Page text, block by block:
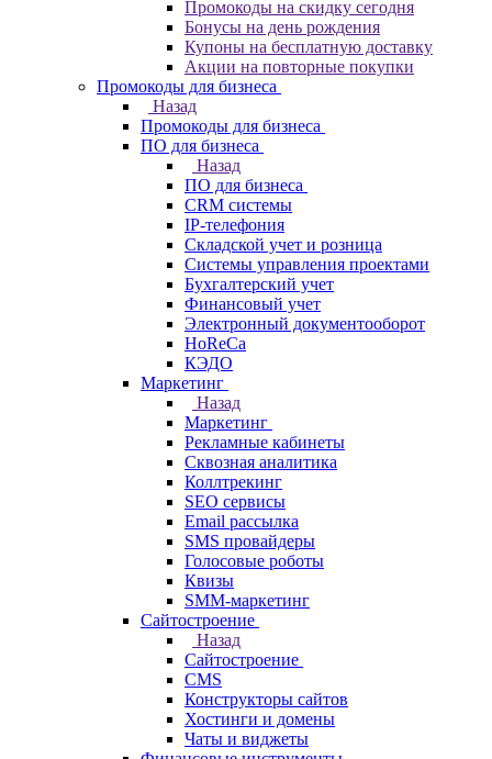
Промокоды на скидку сегодня
Бонусы на день рождения
Купоны на бесплатную доставку
Акции на повторные покупки
Промокоды для бизнеса
Назад
Промокоды для бизнеса
ПО для бизнеса
Назад
ПО для бизнеса
CRM системы
IP-телефония
Складской учет и розница
Системы управления проектами
Бухгалтерский учет
Финансовый учет
Электронный документооборот
HoReCa
КЭДО
Маркетинг
Назад
Маркетинг
Рекламные кабинеты
Cквозная аналитика
Коллтрекинг
SEO сервисы
Email расcылка
SMS провайдеры
Голосовые роботы
Квизы
SMM-маркетинг
Сайтостроение
Назад
Сайтостроение
CMS
Конструкторы сайтов
Хостинги и домены
Чаты и виджеты